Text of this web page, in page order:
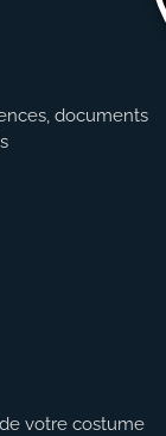
documents
votre costume